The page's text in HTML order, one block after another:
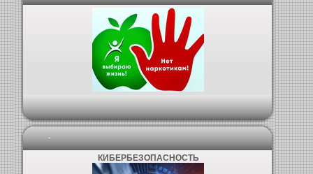
-
КИБЕРБЕЗОПАСНОСТЬ